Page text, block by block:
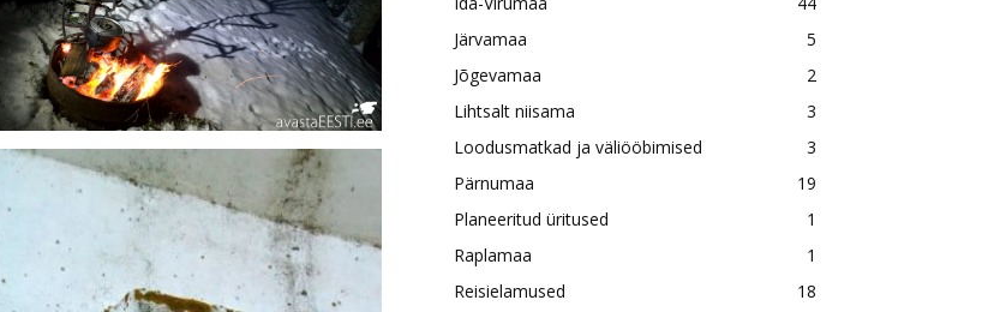
Järvamaa
5
Jõgevamaa
2
Lihtsalt niisama
3
Loodusmatkad ja väliööbimised
3
Pärnumaa
19
Planeeritud üritused
1
Raplamaa
1
Reisielamused
18